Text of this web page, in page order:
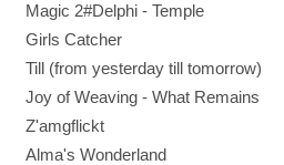
Magic 2#Delphi - Temple
Girls Catcher
Till (from yesterday till tomorrow)
Joy of Weaving - What Remains
Z'amgflickt
Alma's Wonderland